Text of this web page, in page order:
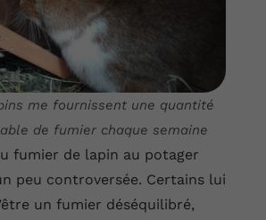
me fournissent une quantité
de fumier chaque semaine
fumier de lapin au potager
peu controversée. Certains lui
un fumier déséquilibré,